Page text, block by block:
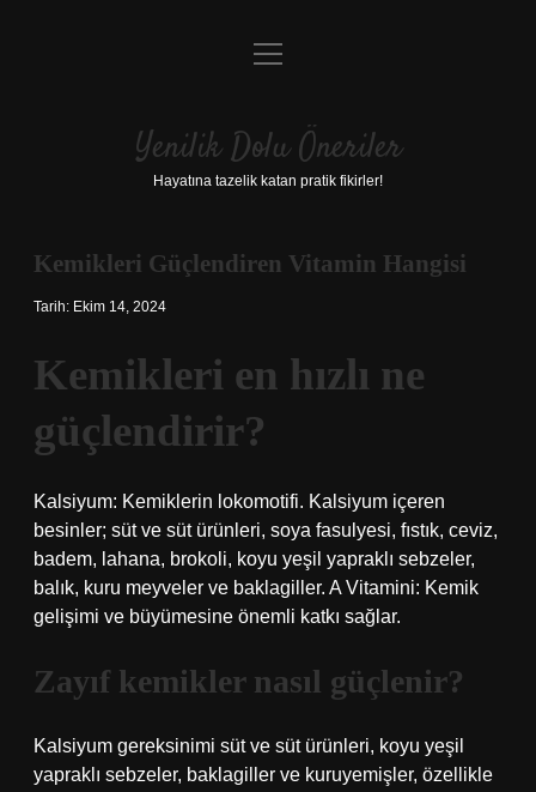
Anasayfa
Yasal Uyarı
menüyü
Yenilik Dolu Öneriler
Hayatına tazelik katan pratik fikirler!
Kemikleri Güçlendiren Vitamin Hangisi
Tarih: Ekim 14, 2024
Kemikleri en hızlı ne
güçlendirir?
Kalsiyum: Kemiklerin lokomotifi. Kalsiyum içeren
besinler; süt ve süt ürünleri, soya fasulyesi, fıstık, ceviz,
badem, lahana, brokoli, koyu yeşil yapraklı sebzeler,
balık, kuru meyveler ve baklagiller. A Vitamini: Kemik
gelişimi ve büyümesine önemli katkı sağlar.
Zayıf kemikler nasıl güçlenir?
Kalsiyum gereksinimi süt ve süt ürünleri, koyu yeşil
yapraklı sebzeler, baklagiller ve kuruyemişler, özellikle